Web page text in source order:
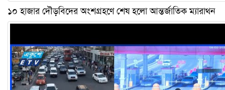
১০ হাজার দৌড়বিদের অংশগ্রহণে শেষ হলো আন্তর্জাতিক ম্যারাথন